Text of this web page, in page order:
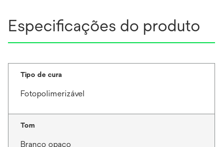
Especificações do produto
Tipo de cura
Fotopolimerizável
Tom
Branco opaco